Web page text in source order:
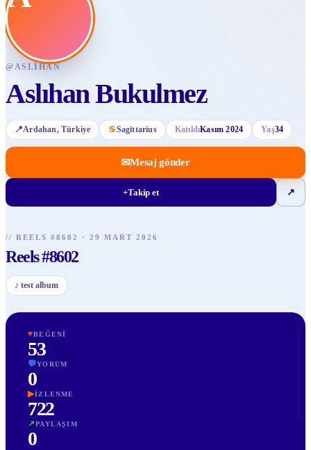
@ASLIHAN
Aslıhan Bukulmez
📍Ardahan, Türkiye ♋Sagittarius KatıldıKasım 2024 Yaş34
✉Mesaj gönder
+Takip et ↗
// REELS #8602 · 29 MART 2026
Reels #8602
♪ test album
♥BEĞENI
53
💬YORUM
0
▶İZLENME
722
↗PAYLAŞIM
0